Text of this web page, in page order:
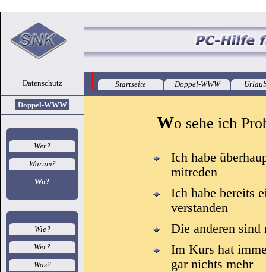
Datenschutz
Doppel-WWW
Wer?
Warum?
Wo?
Wie?
Wer?
Was?
Startseite Doppel-WWW
Wo sehe ich
Ich habe
mitreden
Ich habe bereits
verstanden
Die anderen
Im Kurs hat
gar nichts mehr